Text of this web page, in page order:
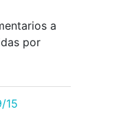
a
por
15